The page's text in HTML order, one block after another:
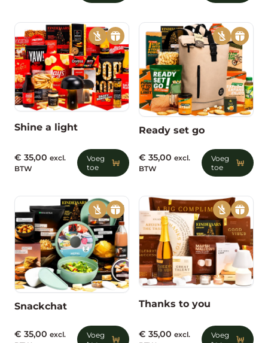
Shine a light
Voeg
toe
€ 35,00 excl.
BTW
Ready set go
Voeg
toe
€ 35,00 excl.
BTW
Snackchat
Voeg
€ 35,00 excl.
Thanks to you
Voeg
€ 35,00 excl.